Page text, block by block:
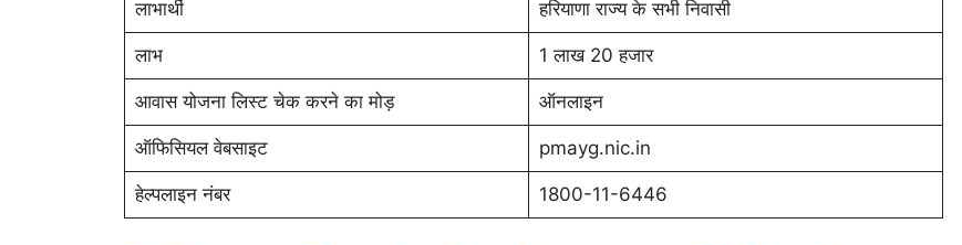
लाभार्थी हरियाणा राज्य के सभी निवासी
लाभ 1 लाख 20 हजार
आवास योजना लिस्ट चेक करने का मोड़ ऑनलाइन
ऑफिसियल वेबसाइट pmayg.nic.in
हेल्पलाइन नंबर 1800-11-6446